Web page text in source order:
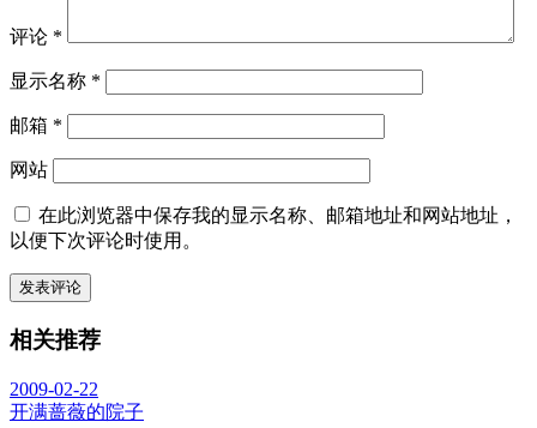
评论 *
显示名称 *
邮箱 *
网站
在此浏览器中保存我的显示名称、邮箱地址和网站地址，
以便下次评论时使用。
相关推荐
2009-02-22
开满蔷薇的院子